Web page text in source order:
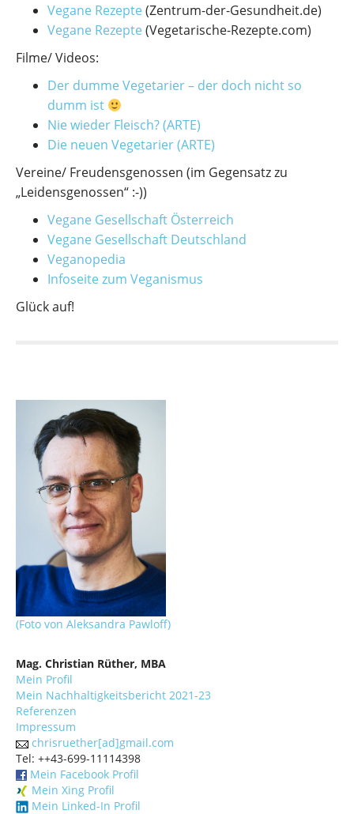
Vegane Rezepte (Zentrum-der-Gesundheit.de)
Vegane Rezepte (Vegetarische-Rezepte.com)
Filme/ Videos:
Der dumme Vegetarier – der doch nicht so
dumm ist
Nie wieder Fleisch? (ARTE)
Die neuen Vegetarier (ARTE)
Vereine/ Freudensgenossen (im Gegensatz zu
„Leidensgenossen“ :-))
Vegane Gesellschaft Österreich
Vegane Gesellschaft Deutschland
Veganopedia
Infoseite zum Veganismus
Glück auf!
(Foto von Aleksandra Pawloff)
Mag. Christian Rüther, MBA
Mein Profil
Mein Nachhaltigkeitsbericht 2021-23
Referenzen
Impressum
chrisruether[ad]gmail.com
Tel: ++43-699-11114398
Mein Facebook Profil
Mein Xing Profil
Mein Linked-In Profil